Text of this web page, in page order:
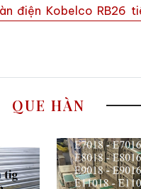
điện Kobelco RB26
QUE HÀN